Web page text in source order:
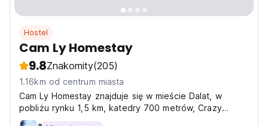
Hostel
Cam Ly Homestay
9.8Znakomity(205)
1.16km od centrum miasta
Cam Ly Homestay znajduje się w mieście Dalat, w
pobliżu rynku 1,5 km, katedry 700 metrów, Crazy
House 100 metrów, lokalnych restauracji i sklepów